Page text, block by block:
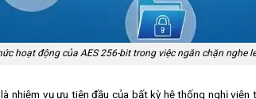
hoạt động của AES 256-bit trong việc ngăn chặn nghe
nhiệm vụ ưu tiên đầu của bất kỳ hệ thống nghị